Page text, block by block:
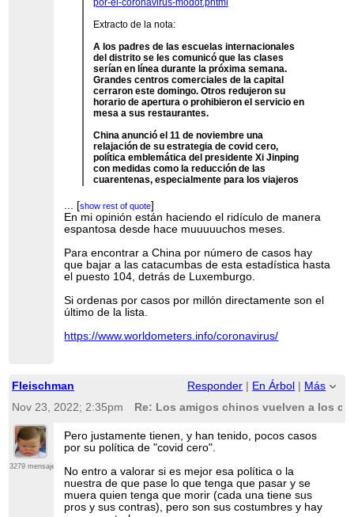
por-el-coronavirus-modof.phtml
Extracto de la nota:
A los padres de las escuelas internacionales
del distrito se les comunicó que las clases
serían en línea durante la próxima semana.
Grandes centros comerciales de la capital
cerraron este domingo. Otros redujeron su
horario de apertura o prohibieron el servicio en
mesa a sus restaurantes.
China anunció el 11 de noviembre una
relajación de su estrategia de covid cero,
política emblemática del presidente Xi Jinping
con medidas como la reducción de las
cuarentenas, especialmente para los viajeros
Que opinan de esto?
Pd: Pensaba escribir algo pero iba a quedar
como "conspiranoico".
...[show rest of quote]
[show rest of quote]
En mi opinión están haciendo el ridículo de manera
espantosa desde hace muuuuuchos meses.
Para encontrar a China por número de casos hay
que bajar a las catacumbas de esta estadística hasta
el puesto 104, detrás de Luxemburgo.
Si ordenas por casos por millón directamente son el
último de la lista.
https://www.worldometers.info/coronavirus/
Fleischman Responder En Árbol
Más
Nov 23, 2022; 2:35pm
Re: Los amigos chinos vuelven a los
3279 mensajes
Pero justamente tienen, y han tenido, pocos casos
por su política de "covid cero".
No entro a valorar si es mejor esa política o la
nuestra de que pase lo que tenga que pasar y se
muera quien tenga que morir (cada una tiene sus
pros y sus contras), pero son sus costumbres y hay